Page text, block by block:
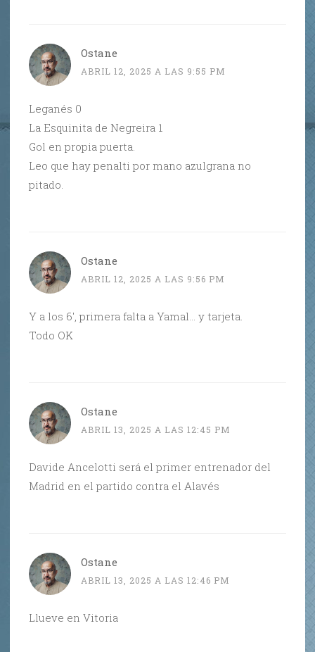
Ostane
ABRIL 12, 2025 A LAS 9:55 PM
Leganés 0
La Esquinita de Negreira 1
Gol en propia puerta.
Leo que hay penalti por mano azulgrana no
pitado.
Ostane
ABRIL 12, 2025 A LAS 9:56 PM
Y a los 6′, primera falta a Yamal… y tarjeta.
Todo OK
Ostane
ABRIL 13, 2025 A LAS 12:45 PM
Davide Ancelotti será el primer entrenador del
Madrid en el partido contra el Alavés
Ostane
ABRIL 13, 2025 A LAS 12:46 PM
Llueve en Vitoria